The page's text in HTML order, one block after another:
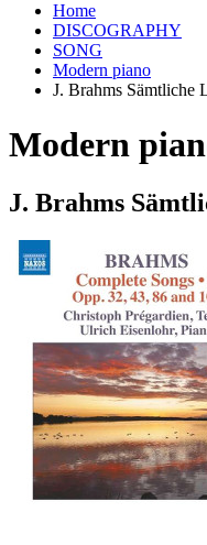
Home
DISCOGRAPHY
SONG
Modern piano
J. Brahms Sämtliche
Modern
J. Brahms